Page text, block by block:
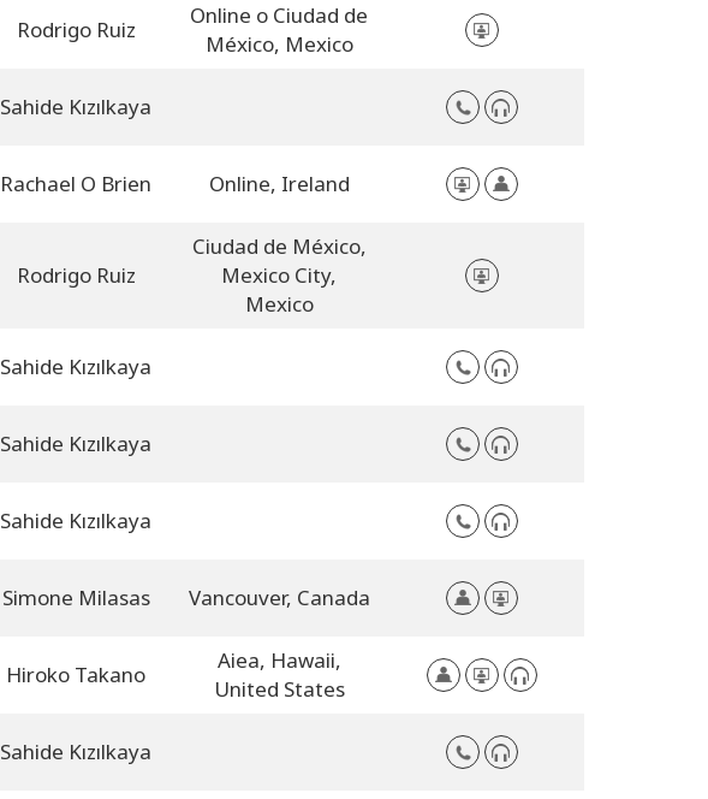
Rodrigo Ruiz
Online o Ciudad de
México, Mexico
Sahide Kızılkaya
Rachael O Brien Online, Ireland
Rodrigo Ruiz
Ciudad de México,
Mexico City,
Mexico
Sahide Kızılkaya
Sahide Kızılkaya
Sahide Kızılkaya
Simone Milasas Vancouver, Canada
Hiroko Takano
Aiea, Hawaii,
United States
Sahide Kızılkaya